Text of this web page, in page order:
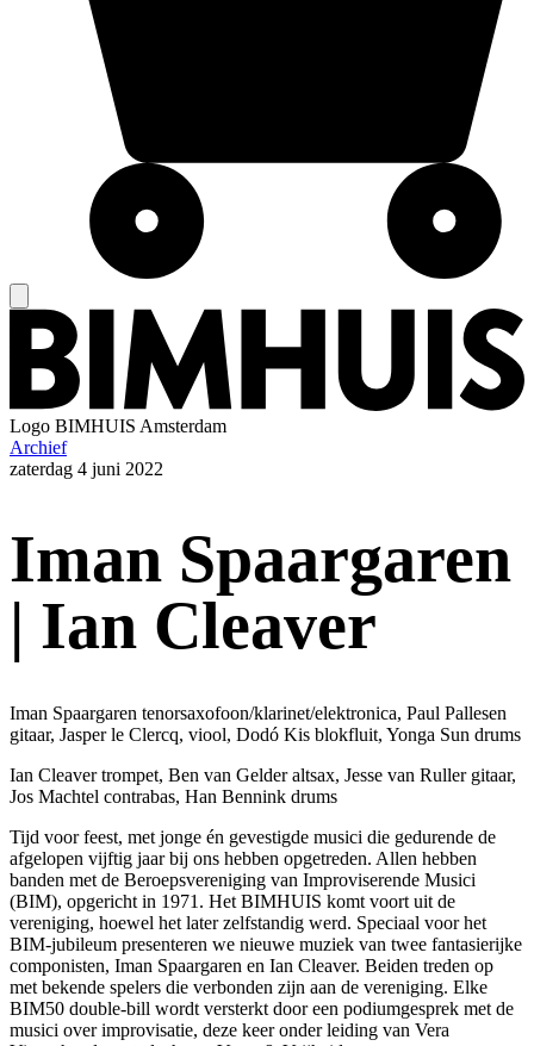
Logo BIMHUIS Amsterdam
Archief
zaterdag 4 juni 2022
Iman Spaargaren
| Ian Cleaver
Iman Spaargaren tenorsaxofoon/klarinet/elektronica, Paul Pallesen
gitaar, Jasper le Clercq, viool, Dodó Kis blokfluit, Yonga Sun drums
Ian Cleaver trompet, Ben van Gelder altsax, Jesse van Ruller gitaar,
Jos Machtel contrabas, Han Bennink drums
Tijd voor feest, met jonge én gevestigde musici die gedurende de
afgelopen vijftig jaar bij ons hebben opgetreden. Allen hebben
banden met de Beroepsvereniging van Improviserende Musici
(BIM), opgericht in 1971. Het BIMHUIS komt voort uit de
vereniging, hoewel het later zelfstandig werd. Speciaal voor het
BIM-jubileum presenteren we nieuwe muziek van twee fantasierijke
componisten, Iman Spaargaren en Ian Cleaver. Beiden treden op
met bekende spelers die verbonden zijn aan de vereniging. Elke
BIM50 double-bill wordt versterkt door een podiumgesprek met de
musici over improvisatie, deze keer onder leiding van Vera